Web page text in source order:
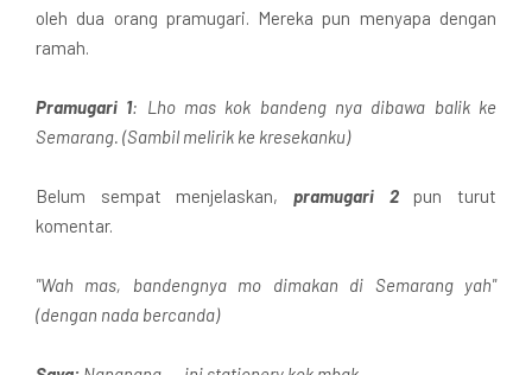
oleh dua orang pramugari. Mereka pun menyapa dengan
ramah.
Pramugari 1: Lho mas kok bandeng nya dibawa balik ke
Semarang. (Sambil melirik ke kresekanku)
Belum sempat menjelaskan, pramugari 2 pun turut
komentar.
"Wah mas, bandengnya mo dimakan di Semarang yah"
(dengan nada bercanda)